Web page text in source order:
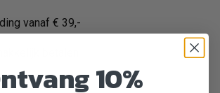
vanaf € 39,-
10%